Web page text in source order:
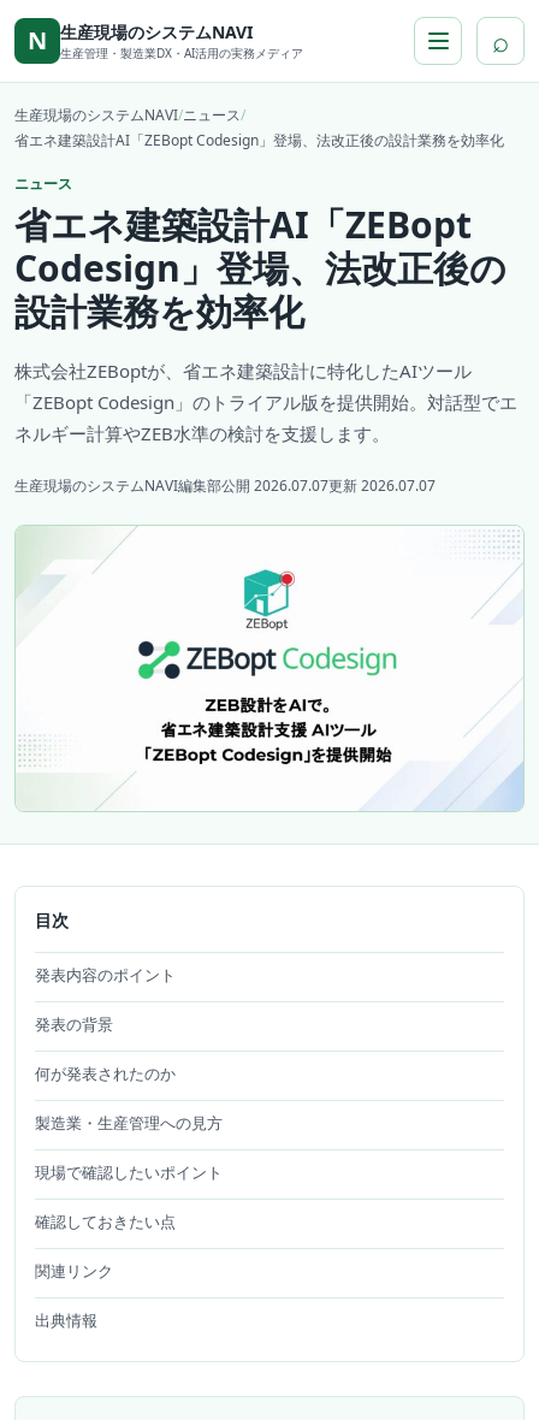
本文へ移動
N 生産現場のシステムNAVI
生産管理・製造業DX・AI活用の実務メディア ⌕
生産現場のシステムNAVI/ニュース/
省エネ建築設計AI「ZEBopt Codesign」登場、法改正後の設計業務を効率化
ニュース
省エネ建築設計AI「ZEBopt
Codesign」登場、法改正後の
設計業務を効率化
株式会社ZEBoptが、省エネ建築設計に特化したAIツール
「ZEBopt Codesign」のトライアル版を提供開始。対話型でエ
ネルギー計算やZEB水準の検討を支援します。
生産現場のシステムNAVI編集部公開 2026.07.07更新 2026.07.07
目次
発表内容のポイント
発表の背景
何が発表されたのか
製造業・生産管理への見方
現場で確認したいポイント
確認しておきたい点
関連リンク
出典情報